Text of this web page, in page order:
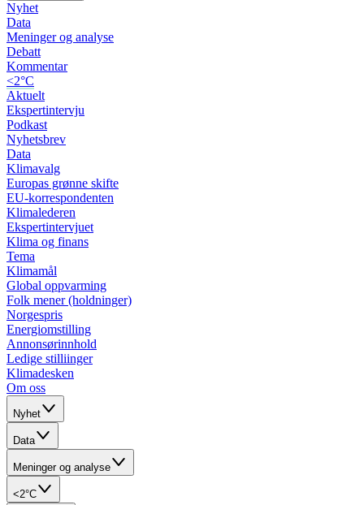
Nyhet
Data
Meninger og analyse
Debatt
Kommentar
<2°C
Aktuelt
Ekspertintervju
Podkast
Nyhetsbrev
Data
Klimavalg
Europas grønne skifte
EU-korrespondenten
Klimalederen
Ekspertintervjuet
Klima og finans
Tema
Klimamål
Global oppvarming
Folk mener (holdninger)
Norgespris
Energiomstilling
Annonsørinnhold
Ledige stilliinger
Klimadesken
Om oss
Nyhet
Data
Meninger og analyse
<2°C